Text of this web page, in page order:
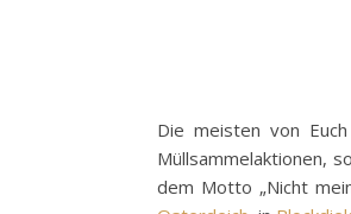
Die meisten von
Müllsammelaktionen,
dem Motto „Nicht